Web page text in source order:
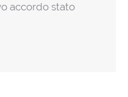
accordo stato